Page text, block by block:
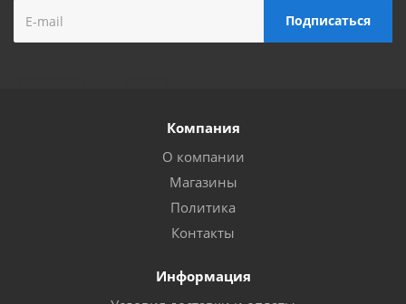
Компания
О компании
Магазины
Политика
Контакты
Информация